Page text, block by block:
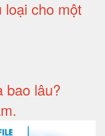
loại cho một
bao lâu?